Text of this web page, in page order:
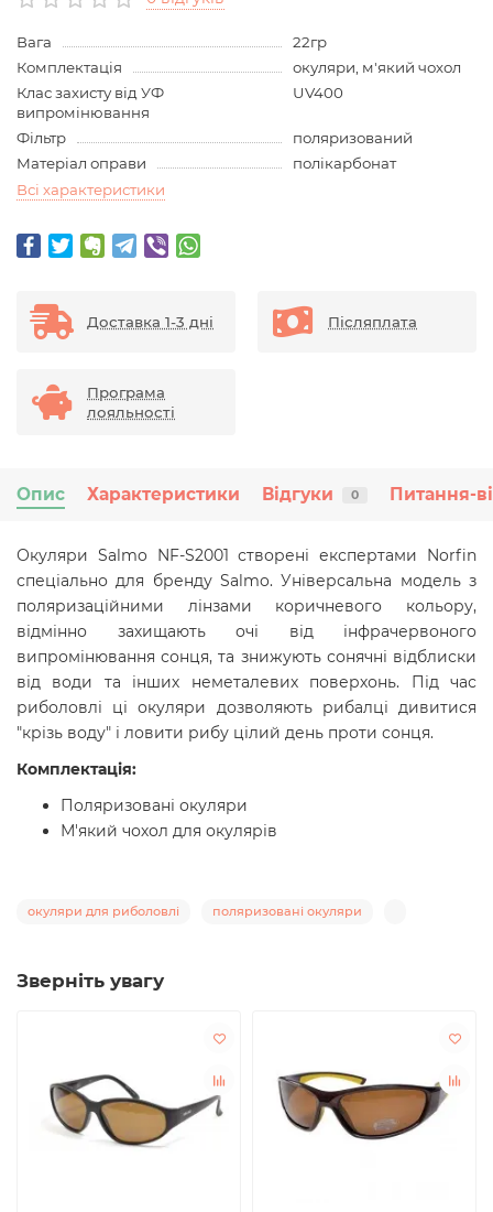
Вага
22гр
Комплектація
окуляри, м'який чохол
Клас захисту від УФ
випромінювання
UV400
Фільтр
поляризований
Матеріал оправи
полікарбонат
Всі характеристики
Доставка 1-3 дні Післяплата
Програма
лояльності
Опис Характеристики Відгуки 0 Питання-
Окуляри Salmo NF-S2001 створені експертами Norfin
спеціально для бренду Salmo. Універсальна модель з
поляризаційними лінзами коричневого кольору,
відмінно захищають очі від інфрачервоного
випромінювання сонця, та знижують сонячні відблиски
від води та інших неметалевих поверхонь. Під час
риболовлі ці окуляри дозволяють рибалці дивитися
"крізь воду" і ловити рибу цілий день проти сонця.
Комплектація:
Поляризовані окуляри
М'який чохол для окулярів
окуляри для риболовлі поляризовані окуляри
Зверніть увагу